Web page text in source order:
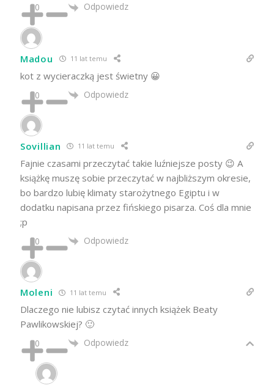
0 Odpowiedz
Madou 11 lat temu
kot z wycieraczką jest świetny 😀
0 Odpowiedz
Sovillian 11 lat temu
Fajnie czasami przeczytać takie luźniejsze posty 😉 A
książkę muszę sobie przeczytać w najbliższym okresie,
bo bardzo lubię klimaty starożytnego Egiptu i w
dodatku napisana przez fińskiego pisarza. Coś dla mnie
;p
0 Odpowiedz
Moleni 11 lat temu
Dlaczego nie lubisz czytać innych książek Beaty
Pawlikowskiej? 🙂
0 Odpowiedz